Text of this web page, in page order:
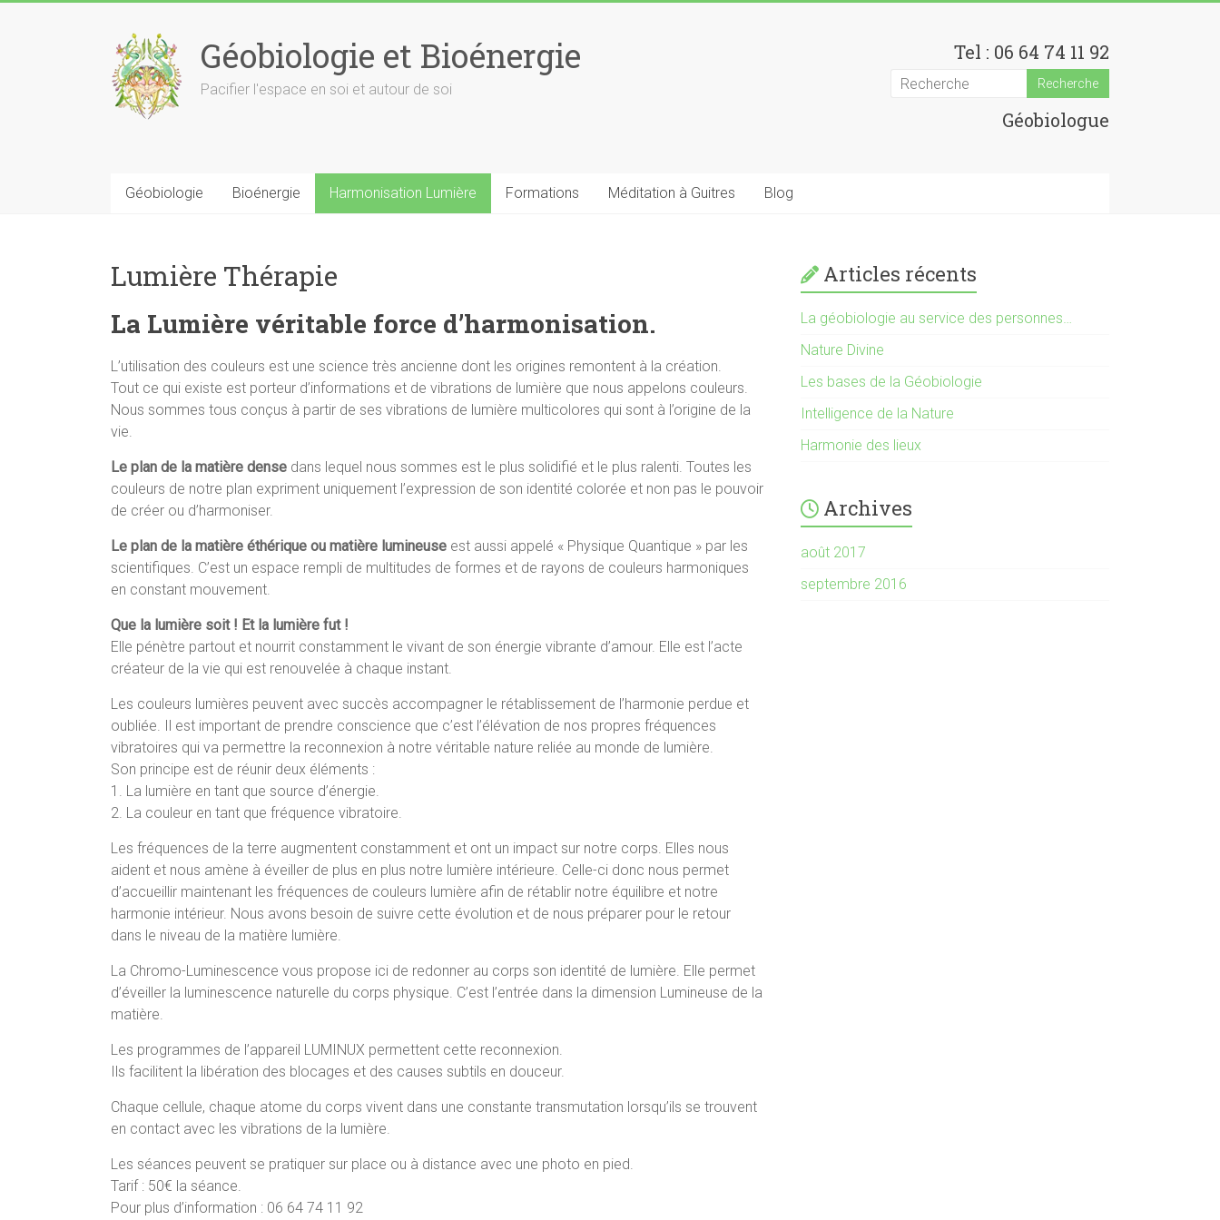
Géobiologie et Bioénergie
Pacifier l'espace en soi et autour de soi
Tel : 06 64 74 11 92
Géobiologue
Géobiologie Bioénergie Harmonisation Lumière Formations Méditation à Guitres Blog
Lumière Thérapie
La Lumière véritable force d’harmonisation.
L’utilisation des couleurs est une science très ancienne dont les origines remontent à la création.
Tout ce qui existe est porteur d’informations et de vibrations de lumière que nous appelons couleurs.
Nous sommes tous conçus à partir de ses vibrations de lumière multicolores qui sont à l’origine de la
vie.
Le plan de la matière dense dans lequel nous sommes est le plus solidifié et le plus ralenti. Toutes les
couleurs de notre plan expriment uniquement l’expression de son identité colorée et non pas le pouvoir
de créer ou d’harmoniser.
Le plan de la matière éthérique ou matière lumineuse est aussi appelé « Physique Quantique » par les
scientifiques. C’est un espace rempli de multitudes de formes et de rayons de couleurs harmoniques
en constant mouvement.
Que la lumière soit ! Et la lumière fut !
Elle pénètre partout et nourrit constamment le vivant de son énergie vibrante d’amour. Elle est l’acte
créateur de la vie qui est renouvelée à chaque instant.
Les couleurs lumières peuvent avec succès accompagner le rétablissement de l’harmonie perdue et
oubliée. Il est important de prendre conscience que c’est l’élévation de nos propres fréquences
vibratoires qui va permettre la reconnexion à notre véritable nature reliée au monde de lumière.
Son principe est de réunir deux éléments :
1. La lumière en tant que source d’énergie.
2. La couleur en tant que fréquence vibratoire.
Les fréquences de la terre augmentent constamment et ont un impact sur notre corps. Elles nous
aident et nous amène à éveiller de plus en plus notre lumière intérieure. Celle-ci donc nous permet
d’accueillir maintenant les fréquences de couleurs lumière afin de rétablir notre équilibre et notre
harmonie intérieur. Nous avons besoin de suivre cette évolution et de nous préparer pour le retour
dans le niveau de la matière lumière.
La Chromo-Luminescence vous propose ici de redonner au corps son identité de lumière. Elle permet
d’éveiller la luminescence naturelle du corps physique. C’est l’entrée dans la dimension Lumineuse de la
matière.
Les programmes de l’appareil LUMINUX permettent cette reconnexion.
Ils facilitent la libération des blocages et des causes subtils en douceur.
Chaque cellule, chaque atome du corps vivent dans une constante transmutation lorsqu’ils se trouvent
en contact avec les vibrations de la lumière.
Les séances peuvent se pratiquer sur place ou à distance avec une photo en pied.
Tarif : 50€ la séance.
Pour plus d’information : 06 64 74 11 92
Articles récents
La géobiologie au service des personnes…
Nature Divine
Les bases de la Géobiologie
Intelligence de la Nature
Harmonie des lieux
Archives
août 2017
septembre 2016